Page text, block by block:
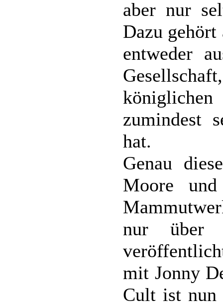
aber nur
Dazu gehört
entweder
zumindest
hat.
Genau
Moore
nur über
mit Jonny
Cult ist nun